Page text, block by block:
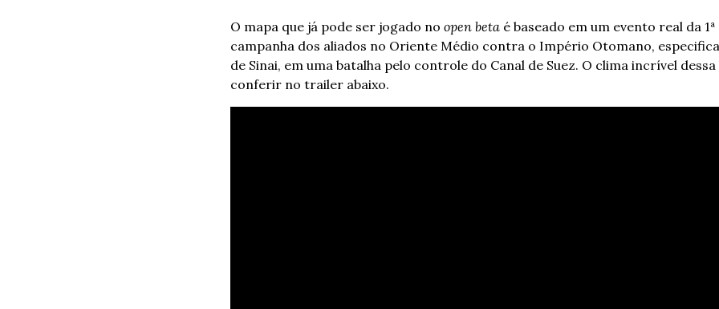
O mapa que já pode ser jogado no open beta é baseado em um evento real da
campanha dos aliados no Oriente Médio contra o Império Otomano,
de Sinai, em uma batalha pelo controle do Canal de Suez. O clima incrível
conferir no trailer abaixo.